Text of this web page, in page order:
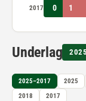
2017 0 1
Underlag
2025–2017 2025
2018
2017